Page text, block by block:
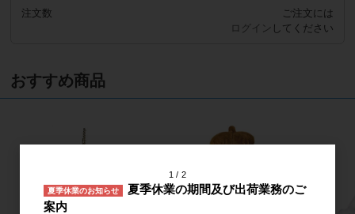
注文数
ご注文には
ログイン してください
おすすめ商品
1 2
夏季休業のお知らせ
夏季休業の期間及び出荷業務のご
案内